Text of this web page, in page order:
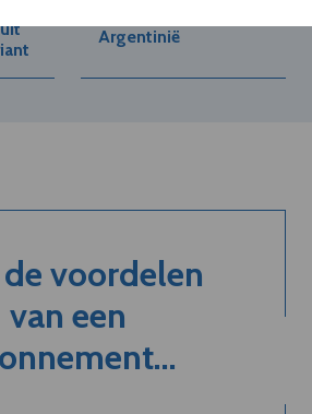
Argentinië
voordelen
van een